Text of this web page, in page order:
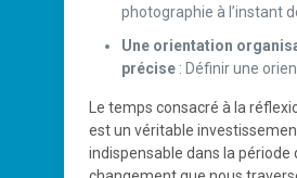
photographie à l’instant
Une orientation
précise: Définir une
Le temps consacré à la
est un véritable
indispensable dans la période